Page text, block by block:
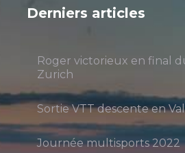
Derniers articles
Roger victorieux en final
Zurich
Sortie VTT descente en
Journée multisports 2022